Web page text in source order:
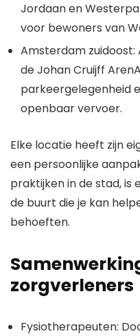
Jordaan en
voor bewoners van
Amsterdam zuidoost:
de Johan Cruijff
parkeergelegenheid
openbaar vervoer.
Elke locatie heeft zijn
een persoonlijke
praktijken in de stad, is
de buurt die je kan
behoeften.
zorgverleners
Fysiotherapeuten: